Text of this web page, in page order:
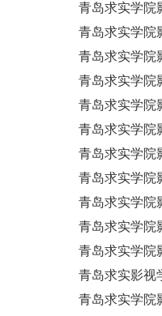
青岛求实学院
青岛求实学院
青岛求实学院
青岛求实学院
青岛求实学院
青岛求实学院
青岛求实学院
青岛求实学院
青岛求实学院
青岛求实学院
青岛求实学院
青岛求实影视
青岛求实学院